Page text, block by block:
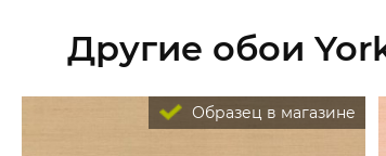
Другие обои
Образец в магазине